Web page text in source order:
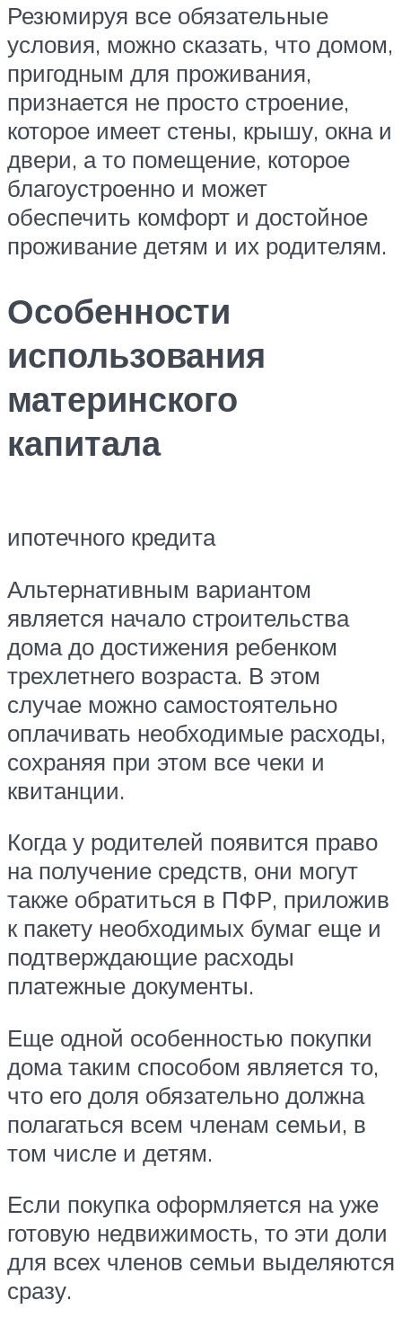
Резюмируя все обязательные
условия, можно сказать, что домом,
пригодным для проживания,
признается не просто строение,
которое имеет стены, крышу, окна и
двери, а то помещение, которое
благоустроенно и может
обеспечить комфорт и достойное
проживание детям и их родителям.
Особенности
использования
материнского
капитала
ипотечного кредита
Альтернативным вариантом
является начало строительства
дома до достижения ребенком
трехлетнего возраста. В этом
случае можно самостоятельно
оплачивать необходимые расходы,
сохраняя при этом все чеки и
квитанции.
Когда у родителей появится право
на получение средств, они могут
также обратиться в ПФР, приложив
к пакету необходимых бумаг еще и
подтверждающие расходы
платежные документы.
Еще одной особенностью покупки
дома таким способом является то,
что его доля обязательно должна
полагаться всем членам семьи, в
том числе и детям.
Если покупка оформляется на уже
готовую недвижимость, то эти доли
для всех членов семьи выделяются
сразу.